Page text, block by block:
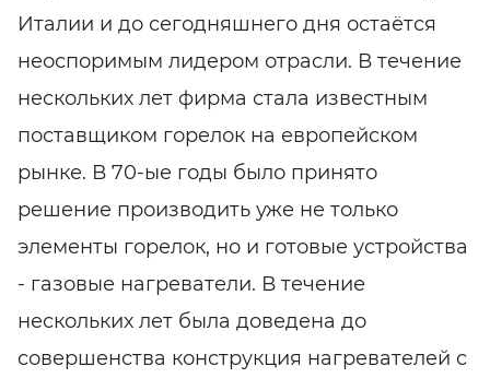
Италии и до сегодняшнего дня остаётся
неоспоримым лидером отрасли. В течение
нескольких лет фирма стала известным
поставщиком горелок на европейском
рынке. В 70-ые годы было принято
решение производить уже не только
элементы горелок, но и готовые устройства
- газовые нагреватели. В течение
нескольких лет была доведена до
совершенства конструкция нагревателей с